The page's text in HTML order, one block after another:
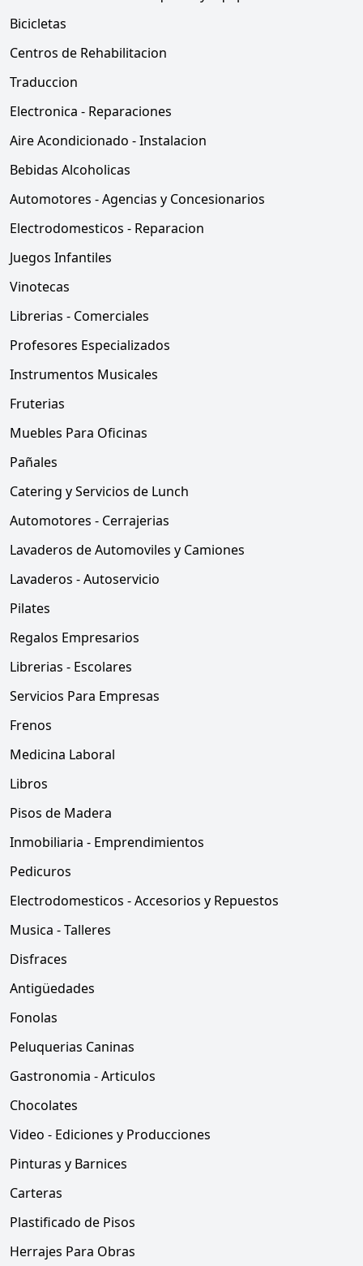
Bicicletas
Centros de Rehabilitacion
Traduccion
Electronica - Reparaciones
Aire Acondicionado - Instalacion
Bebidas Alcoholicas
Automotores - Agencias y Concesionarios
Electrodomesticos - Reparacion
Juegos Infantiles
Vinotecas
Librerias - Comerciales
Profesores Especializados
Instrumentos Musicales
Fruterias
Muebles Para Oficinas
Pañales
Catering y Servicios de Lunch
Automotores - Cerrajerias
Lavaderos de Automoviles y Camiones
Lavaderos - Autoservicio
Pilates
Regalos Empresarios
Librerias - Escolares
Servicios Para Empresas
Frenos
Medicina Laboral
Libros
Pisos de Madera
Inmobiliaria - Emprendimientos
Pedicuros
Electrodomesticos - Accesorios y Repuestos
Musica - Talleres
Disfraces
Antigüedades
Fonolas
Peluquerias Caninas
Gastronomia - Articulos
Chocolates
Video - Ediciones y Producciones
Pinturas y Barnices
Carteras
Plastificado de Pisos
Herrajes Para Obras